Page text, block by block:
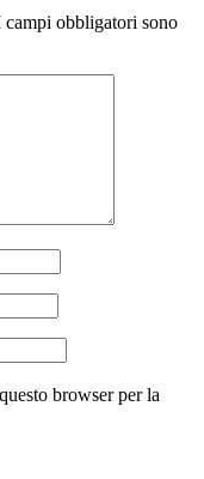
campi obbligatori sono
browser per la